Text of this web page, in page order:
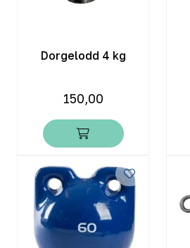
Dorgelodd 4 kg
150,00